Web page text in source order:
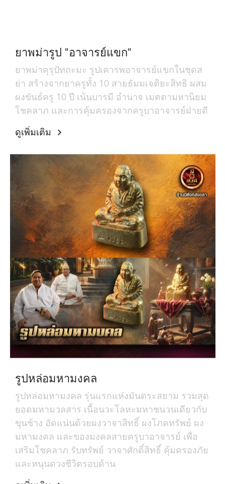
ยาพม่ารูป "อาจารย์แขก"
ยาพม่าคุรุปัทถะมะ รูปเคารพอาจารย์แขกในชุดส
ย่า สร้างจากยาครูทั้ง 10 สายธัมมเจติยะสิทธิ ผสม
ผงขันธ์ครู 10 ปี เน้นบารมี อำนาจ เมตตามหานิยม
โชคลาภ และการคุ้มครองจากครูบาอาจารย์ฝ่ายดี
ดูเพิ่มเติม
รูปหล่อมหามงคล
รูปหล่อมหามงคล รุ่นแรกแห่งมันตระสยาม รวมสุด
ยอดมหามวลสาร เนื้อนวะโลหะมหาชนวนเดียวกับ
ขุนช้าง อัดแน่นด้วยผงวาจาสิทธิ์ ผงโภคทรัพย์ ผง
มหามงคล และของมงคลสายครูบาอาจารย์ เพื่อ
เสริมโชคลาภ รับทรัพย์ วาจาศักดิ์สิทธิ์ คุ้มครองภัย
และหนุนดวงชีวิตรอบด้าน